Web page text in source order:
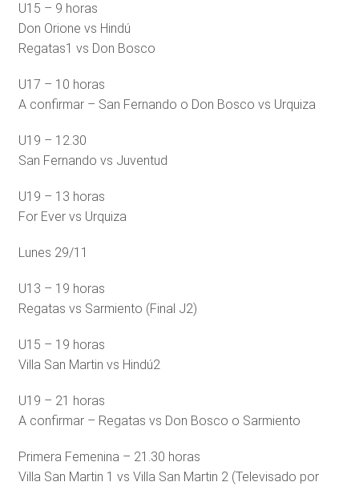
U15 – 9 horas
Don Orione vs Hindú
Regatas1 vs Don Bosco
U17 – 10 horas
A confirmar – San Fernando o Don Bosco vs Urquiza
U19 – 12.30
San Fernando vs Juventud
U19 – 13 horas
For Ever vs Urquiza
Lunes 29/11
U13 – 19 horas
Regatas vs Sarmiento (Final J2)
U15 – 19 horas
Villa San Martin vs Hindú2
U19 – 21 horas
A confirmar – Regatas vs Don Bosco o Sarmiento
Primera Femenina – 21.30 horas
Villa San Martin 1 vs Villa San Martin 2 (Televisado por